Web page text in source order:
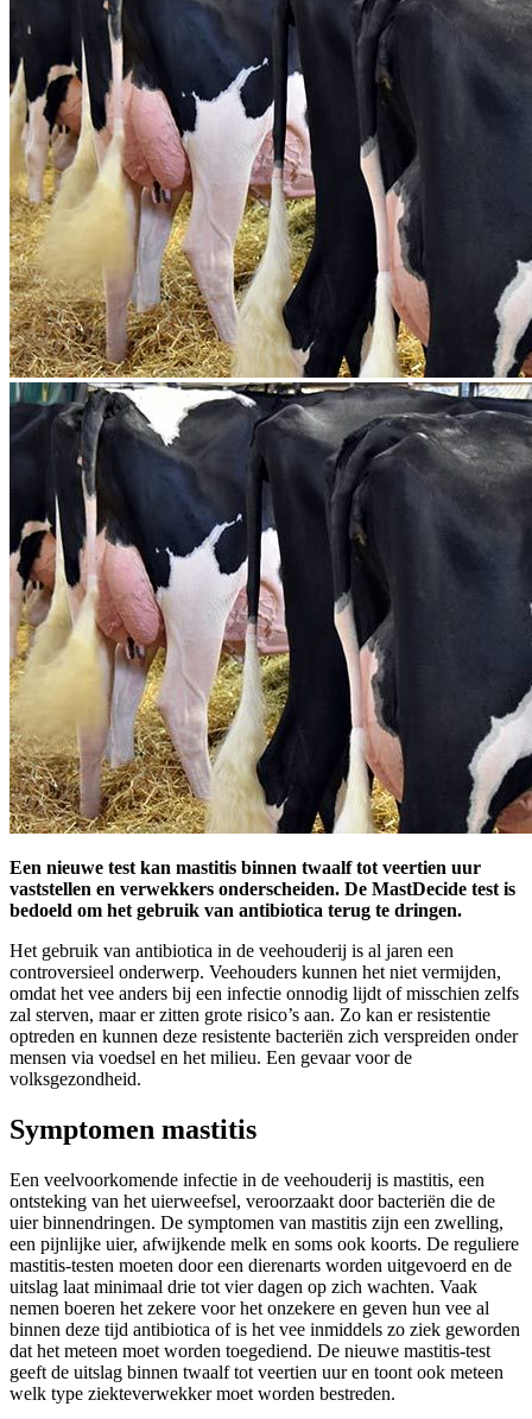
Een nieuwe test kan mastitis binnen twaalf tot veertien uur
vaststellen en verwekkers onderscheiden. De MastDecide test is
bedoeld om het gebruik van antibiotica terug te dringen.
Het gebruik van antibiotica in de veehouderij is al jaren een
controversieel onderwerp. Veehouders kunnen het niet vermijden,
omdat het vee anders bij een infectie onnodig lijdt of misschien zelfs
zal sterven, maar er zitten grote risico’s aan. Zo kan er resistentie
optreden en kunnen deze resistente bacteriën zich verspreiden onder
mensen via voedsel en het milieu. Een gevaar voor de
volksgezondheid.
Symptomen mastitis
Een veelvoorkomende infectie in de veehouderij is mastitis, een
ontsteking van het uierweefsel, veroorzaakt door bacteriën die de
uier binnendringen. De symptomen van mastitis zijn een zwelling,
een pijnlijke uier, afwijkende melk en soms ook koorts. De reguliere
mastitis-testen moeten door een dierenarts worden uitgevoerd en de
uitslag laat minimaal drie tot vier dagen op zich wachten. Vaak
nemen boeren het zekere voor het onzekere en geven hun vee al
binnen deze tijd antibiotica of is het vee inmiddels zo ziek geworden
dat het meteen moet worden toegediend. De nieuwe mastitis-test
geeft de uitslag binnen twaalf tot veertien uur en toont ook meteen
welk type ziekteverwekker moet worden bestreden.